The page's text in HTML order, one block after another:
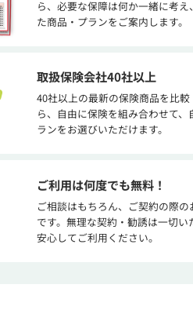
ら、必要な保障は何か一緒に考え
た商品・プランをご案内します。
取扱保険会社40社以上
40社以上の最新の保険商品を比
ら、自由に保険を組み合わせて
ランをお選びいただけます。
ご利用は何度でも無料！
ご相談はもちろん、ご契約の際
です。無理な契約・勧誘は一切い
安心してご利用ください。